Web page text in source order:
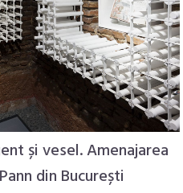
și vesel. Amenajarea
din București